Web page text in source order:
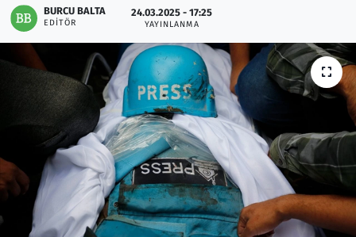
BURCU BALTA
EDITÖR
24.03.2025 - 17:25
YAYINLANMA
Oyun
Ramazan
Resmi İlanlar
Rüya Tabirleri
Sağlık